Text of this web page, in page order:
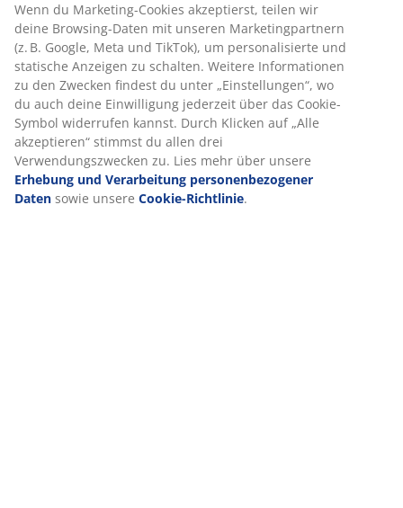
Kennzeichnung
Produkteigenschaften
Bewertungen
(0)
Wenn du Marketing-Cookies akzeptierst, teilen wir
deine Browsing-Daten mit unseren Marketingpartnern
(z. B. Google, Meta und TikTok), um personalisierte und
statische Anzeigen zu schalten. Weitere Informationen
zu den Zwecken findest du unter „Einstellungen“, wo
du auch deine Einwilligung jederzeit über das Cookie-
Symbol widerrufen kannst. Durch Klicken auf „Alle
akzeptieren“ stimmst du allen drei
Verwendungszwecken zu. Lies mehr über unsere
Erhebung und Verarbeitung personenbezogener
Daten sowie unsere Cookie-Richtlinie.